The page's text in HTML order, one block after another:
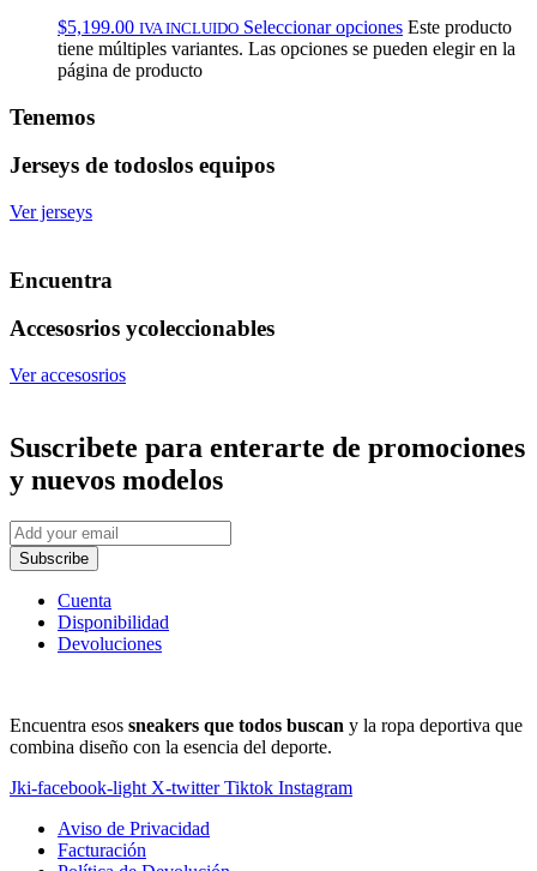
$5,199.00 IVA INCLUIDO Seleccionar opciones Este producto
tiene múltiples variantes. Las opciones se pueden elegir en la
página de producto
Tenemos
Jerseys de todoslos equipos
Ver jerseys
Encuentra
Accesosrios ycoleccionables
Ver accesosrios
Suscribete para enterarte de promociones
y nuevos modelos
Subscribe
Cuenta
Disponibilidad
Devoluciones
Encuentra esos sneakers que todos buscan y la ropa deportiva que
combina diseño con la esencia del deporte.
Jki-facebook-light X-twitter Tiktok Instagram
Aviso de Privacidad
Facturación